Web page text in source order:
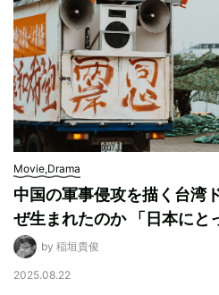
Movie,Drama
中国の軍事侵攻を描く台湾
ぜ生まれたのか 「日本にと
by 稲垣貴俊
2025.08.22